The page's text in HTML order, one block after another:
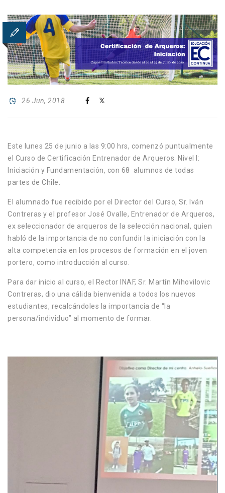
26 Jun, 2018
Este lunes 25 de junio a las 9:00 hrs, comenzó puntualmente
el Curso de Certificación Entrenador de Arqueros. Nivel I:
Iniciación y Fundamentación, con 68 alumnos de todas
partes de Chile.
El alumnado fue recibido por el Director del Curso, Sr. Iván
Contreras y el profesor José Ovalle, Entrenador de Arqueros,
ex seleccionador de arqueros de la selección nacional, quien
habló de la importancia de no confundir la iniciación con la
alta competencia en los procesos de formación en el joven
portero, como introducción al curso.
Para dar inicio al curso, el Rector INAF, Sr. Martín Mihovilovic
Contreras, dio una cálida bienvenida a todos los nuevos
estudiantes, recalcándoles la importancia de “la
persona/individuo” al momento de formar.